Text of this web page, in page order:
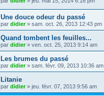
Une douce odeur du passé
par didier» sam. oct. 26, 2013 12:43 pm
Quand tombent les feuilles...
par didier» ven. oct. 25, 2013 9:14 am
Les brumes du passé
par didier» sam. févr. 09, 2013 10:36 am
Litanie
par didier» jeu. févr. 07, 2013 9:56 am